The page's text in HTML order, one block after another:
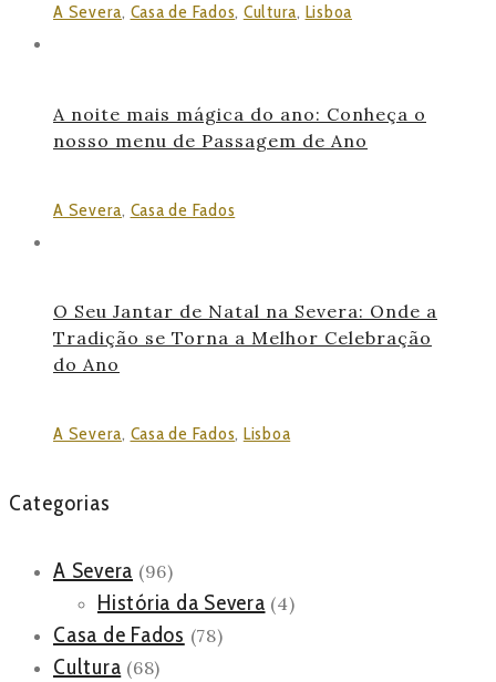
A Severa, Casa de Fados, Cultura, Lisboa
A noite mais mágica do ano: Conheça o
nosso menu de Passagem de Ano
A Severa, Casa de Fados
O Seu Jantar de Natal na Severa: Onde a
Tradição se Torna a Melhor Celebração
do Ano
A Severa, Casa de Fados, Lisboa
Categorias
A Severa (96)
História da Severa (4)
Casa de Fados (78)
Cultura (68)